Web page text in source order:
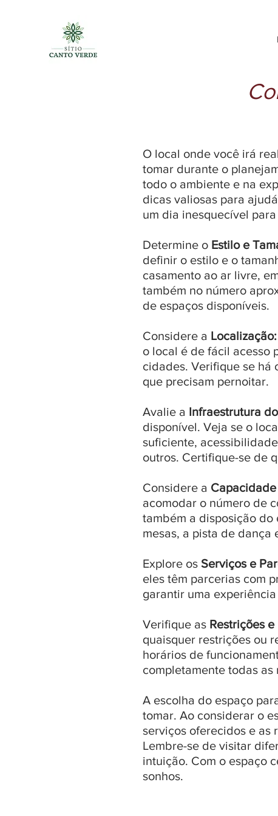
O local onde você irá
tomar durante o
todo o ambiente e na
dicas valiosas para
um dia inesquecível
Determine o Estilo e
definir o estilo e o
casamento ao ar livre,
também no número
de espaços disponíveis.
Considere a Localização:
o local é de fácil acesso
cidades. Verifique se há
que precisam pernoitar.
Avalie a Infraestrutura
disponível. Veja se o
suficiente,
outros. Certifique-se de
Considere a
acomodar o número de
também a disposição do
mesas, a pista de dança
Explore os Serviços e
eles têm parcerias com
garantir uma
Verifique as Restrições
quaisquer restrições ou
horários de
completamente todas
A escolha do espaço
tomar. Ao considerar o
serviços oferecidos e as
Lembre-se de visitar
intuição. Com o espaço
sonhos.